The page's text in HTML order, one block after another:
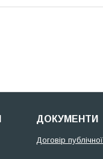
ДОКУМЕНТИ
Договір